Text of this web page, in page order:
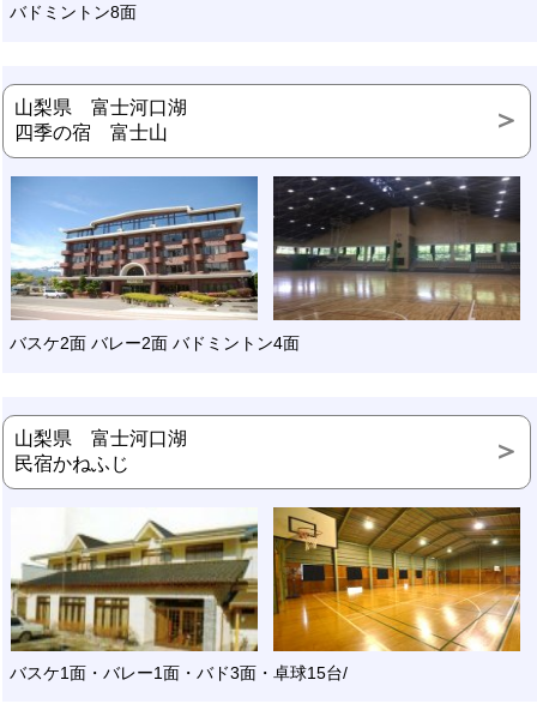
バドミントン8面
山梨県 富士河口湖
四季の宿 富士山
バスケ2面 バレー2面 バドミントン4面
山梨県 富士河口湖
民宿かねふじ
バスケ1面・バレー1面・バド3面・卓球15台/